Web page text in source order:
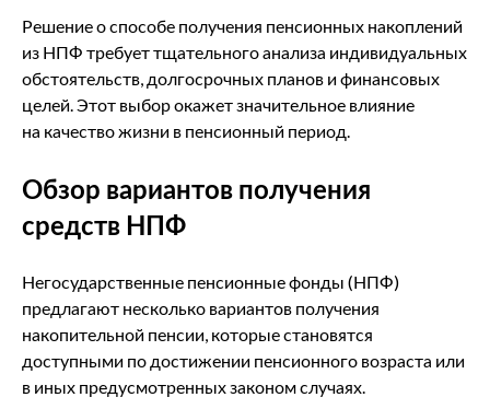
Решение о способе получения пенсионных накоплений
из НПФ требует тщательного анализа индивидуальных
обстоятельств, долгосрочных планов и финансовых
целей. Этот выбор окажет значительное влияние
на качество жизни в пенсионный период.
Обзор вариантов получения
средств НПФ
Негосударственные пенсионные фонды (НПФ)
предлагают несколько вариантов получения
накопительной пенсии, которые становятся
доступными по достижении пенсионного возраста или
в иных предусмотренных законом случаях.